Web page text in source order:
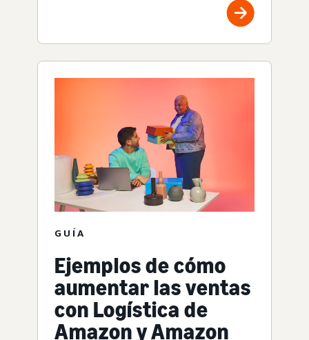
GUÍA
Ejemplos de cómo
aumentar las ventas
con Logística de
Amazon y Amazon